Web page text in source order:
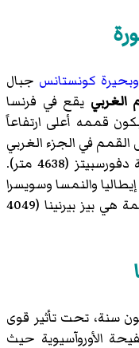
وبحيرة كونستانس جبال
الغربي يقع في فرنسا
قممه أعلى ارتفاعاً
في الجزء الغربي
هي قمة مونت بلانك (4810 متر) وقمة دفورسبيتز (4638 متر).
والنمسا وسويسرا
وألمانيا ولشنشتاين وسلوفينيا. وأعلى قمة هي بيز بيرنينا (4049
الألب مُنذ حوالي 30 مليون سنة، تحت تأثير قوى
الأوروآسيوية حيث